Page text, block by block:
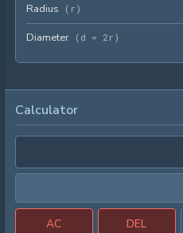
Radius ( r )
Diameter ( d = 2r )
Calculator
AC DEL